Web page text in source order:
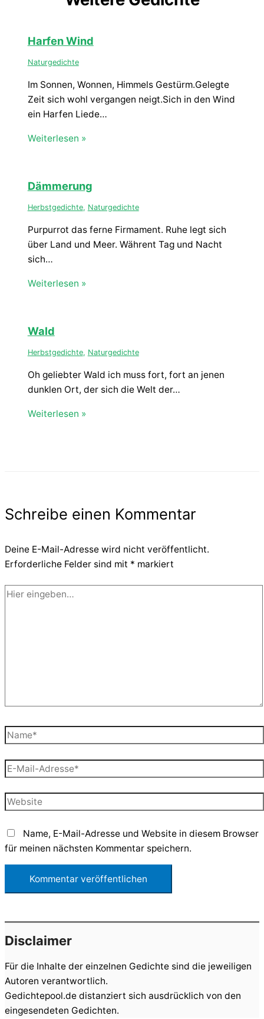
Harfen Wind
Naturgedichte
Im Sonnen, Wonnen, Himmels Gestürm.Gelegte
Zeit sich wohl vergangen neigt.Sich in den Wind
ein Harfen Liede…
Weiterlesen »
Dämmerung
Herbstgedichte, Naturgedichte
Purpurrot das ferne Firmament. Ruhe legt sich
über Land und Meer. Währent Tag und Nacht
sich…
Weiterlesen »
Wald
Herbstgedichte, Naturgedichte
Oh geliebter Wald ich muss fort, fort an jenen
dunklen Ort, der sich die Welt der…
Weiterlesen »
Schreibe einen Kommentar
Deine E-Mail-Adresse wird nicht veröffentlicht.
Erforderliche Felder sind mit * markiert
Hier
Name*
E-
Mail-
Adresse*
Website
Name, E-Mail-Adresse und Website in diesem Browser
für meinen nächsten Kommentar speichern.
Disclaimer
Für die Inhalte der einzelnen Gedichte sind die jeweiligen
Autoren verantwortlich.
Gedichtepool.de distanziert sich ausdrücklich von den
eingesendeten Gedichten.